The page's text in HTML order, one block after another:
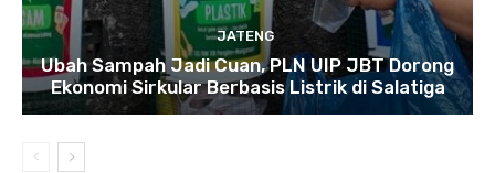
JATENG
Ubah Sampah Jadi Cuan, PLN UIP JBT Dorong
Ekonomi Sirkular Berbasis Listrik di Salatiga